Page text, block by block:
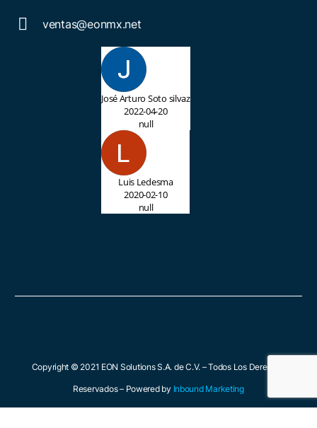
ventas@eonmx.net
José Arturo Soto silvaz
Copyright © 2021 EON Solutions S.A. de C.V. – Todos Los Derechos
Reservados – Powered by Inbound Marketing